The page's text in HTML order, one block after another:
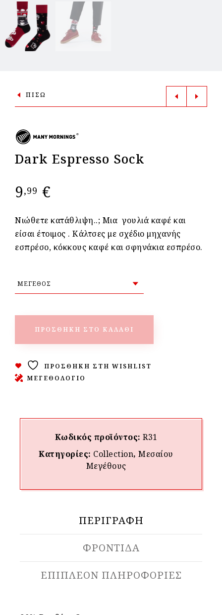
ΠΙΣΩ
Dark Espresso Sock
9,99 €
Νιώθετε κατάθλιψη..; Μια γουλιά καφέ και
είσαι έτοιμος . Κάλτσες με σχέδιο μηχανής
εσπρέσο, κόκκους καφέ και σφηνάκια εσπρέσο.
ΠΡΟΣΘΉΚΗ ΣΤΟ ΚΑΛΆΘΙ
ΠΡΟΣΘΉΚΗ ΣΤΗ WISHLIST
ΜΕΓΕΘΟΛΟΓΙΟ
Κωδικός προϊόντος: R31
Κατηγορίες: Collection,Μεσαίου
Mεγέθους
ΠΕΡΙΓΡΑΦΉ
ΦΡΟΝΤΙΔΑ
ΕΠΙΠΛΈΟΝ ΠΛΗΡΟΦΟΡΊΕΣ